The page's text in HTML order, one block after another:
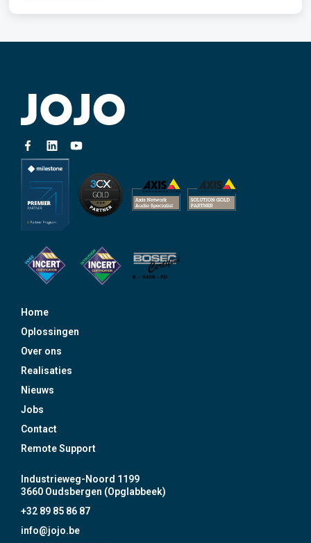
Home
Oplossingen
Over ons
Realisaties
Nieuws
Jobs
Contact
Remote Support
Industrieweg-Noord 1199
3660 Oudsbergen (Opglabbeek)
+32 89 85 86 87
info@jojo.be